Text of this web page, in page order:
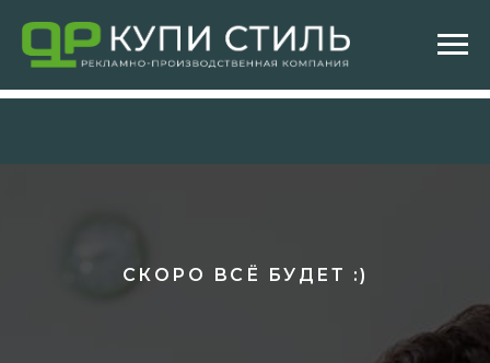
СКОРО ВСЁ БУДЕТ :)